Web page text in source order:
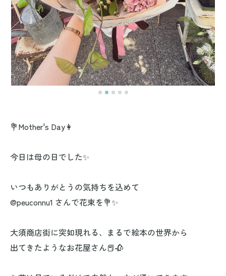
💐Mother's Day👩
今日は母の日でした✨
いつもありがとうの気持ちを込めて
@peuconnu1 さんで花束を💐✨
大須商店街に突如現れる、まるで絵本の世界から
出てきたようなお花屋さん📕🥀